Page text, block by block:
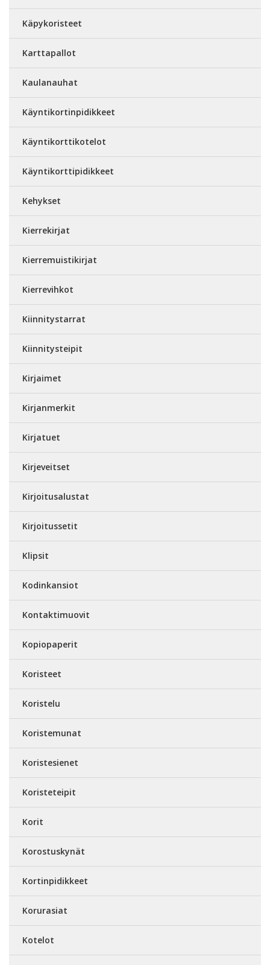
Käpykoristeet
Karttapallot
Kaulanauhat
Käyntikortinpidikkeet
Käyntikorttikotelot
Käyntikorttipidikkeet
Kehykset
Kierrekirjat
Kierremuistikirjat
Kierrevihkot
Kiinnitystarrat
Kiinnitysteipit
Kirjaimet
Kirjanmerkit
Kirjatuet
Kirjeveitset
Kirjoitusalustat
Kirjoitussetit
Klipsit
Kodinkansiot
Kontaktimuovit
Kopiopaperit
Koristeet
Koristelu
Koristemunat
Koristesienet
Koristeteipit
Korit
Korostuskynät
Kortinpidikkeet
Korurasiat
Kotelot